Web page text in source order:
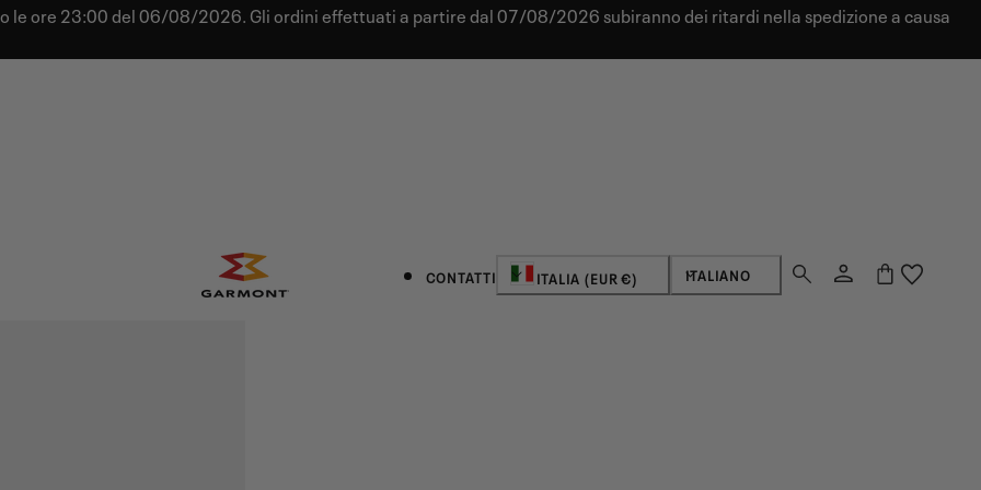
ore 23:00 del 06/08/2026. Gli ordini effettuati a partire dal 07/08/2026 subiranno dei ritardi nella spedizione a causa
CONTATTIPaese/regione
ITALIA (EUR €) Lingua
ITALIANO Login Carrello